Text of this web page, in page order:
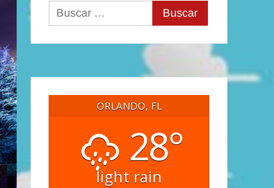
Buscar:
ORLANDO, FL
28°
light rain